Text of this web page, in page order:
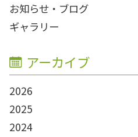
お知らせ・ブログ
ギャラリー
アーカイブ
2026
2025
2024